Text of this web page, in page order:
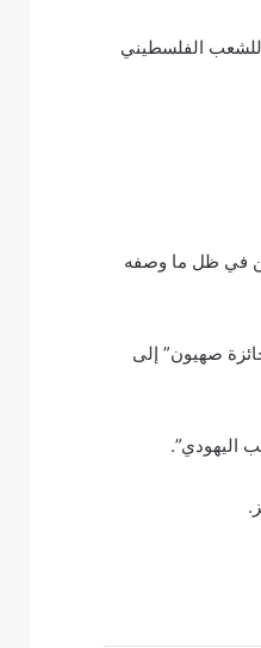
للشعب الفلسطيني
في ظل ما وصفه
صهيون” إلى
اليهودي”.